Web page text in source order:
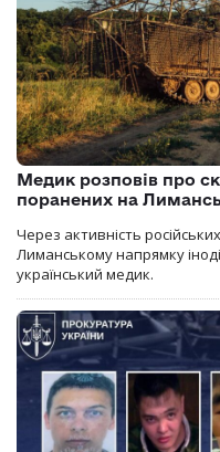
Медик розповів про
поранених на
Через активність
Лиманському напрямку
український медик.